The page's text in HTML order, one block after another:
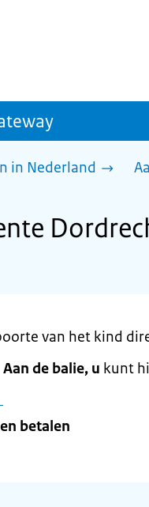
in Nederland
van het kind
Aan de balie, u kunt
betalen